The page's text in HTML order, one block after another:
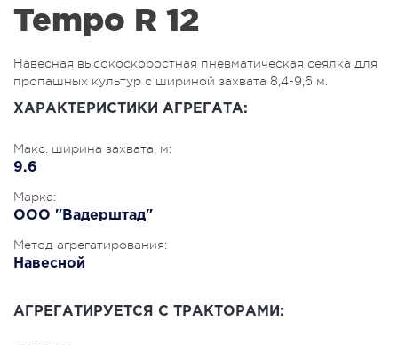
Tempo R 12
Навесная высокоскоростная пневматическая сеялка для
пропашных культур с шириной захвата 8,4-9,6 м.
ХАРАКТЕРИСТИКИ АГРЕГАТА:
Макс. ширина захвата, м:
9.6
Марка:
ООО "Вадерштад"
Метод агрегатирования:
Навесной
АГРЕГАТИРУЕТСЯ С ТРАКТОРАМИ: